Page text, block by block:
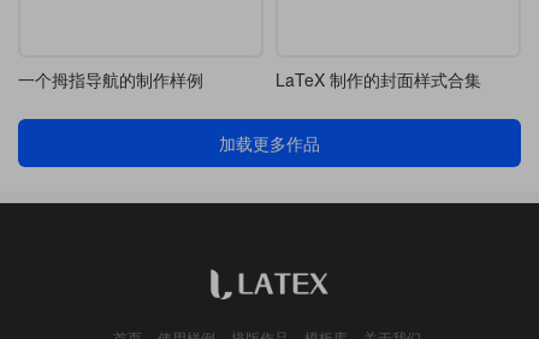
一个拇指导航的制作样例 LaTeX 制作的封面样式合集
加载更多作品